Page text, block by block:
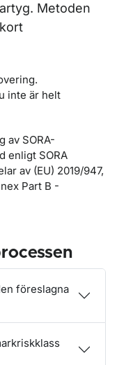
Metoden
inte är helt
av SORA-
enligt SORA
av (EU) 2019/947,
Part B -
föreslagna